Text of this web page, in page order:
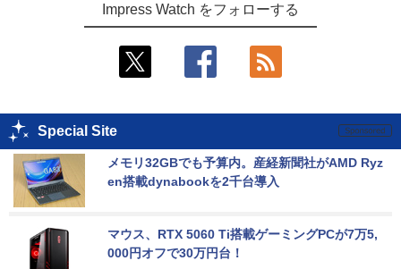
Impress Watch をフォローする
Special Site
メモリ32GBでも予算内。産経新聞社がAMD Ryz
en搭載dynabookを2千台導入
マウス、RTX 5060 Ti搭載ゲーミングPCが7万5,
000円オフで30万円台！